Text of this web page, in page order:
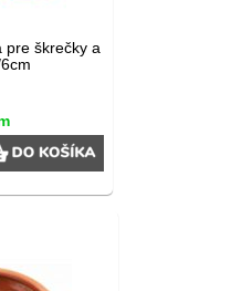
pre škrečky a